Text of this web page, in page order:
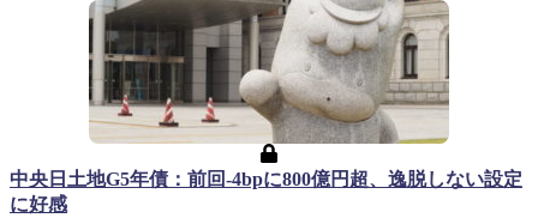
中央日土地G5年債：前回-4bpに800億円超、逸脱しない設定
に好感